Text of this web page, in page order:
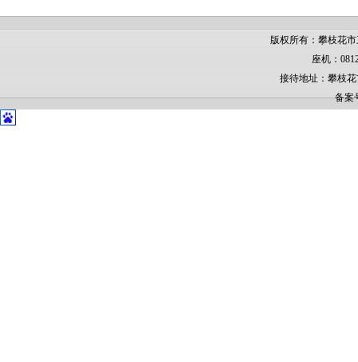
版权所有：攀枝花
座机：
接待地址：攀枝
备案